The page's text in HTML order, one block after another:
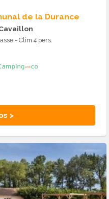
de la Durance
- Clim 4 pers.
>